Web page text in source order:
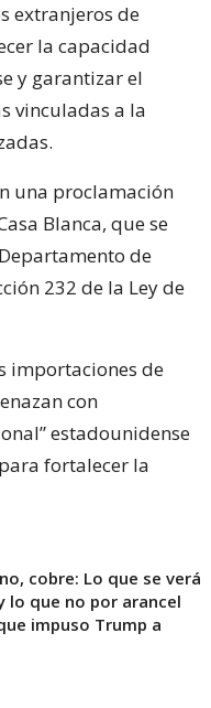
extranjeros de
la capacidad
y garantizar el
vinculadas a la
una proclamación
Blanca, que se
de
232 de la Ley de
importaciones de
con
estadounidense
fortalecer la
cobre: Lo que se verá
lo que no por arancel
impuso Trump a